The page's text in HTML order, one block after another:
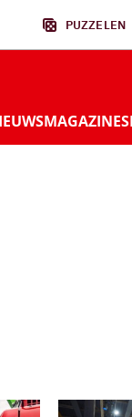
PUZZELEN
MAGAZINES